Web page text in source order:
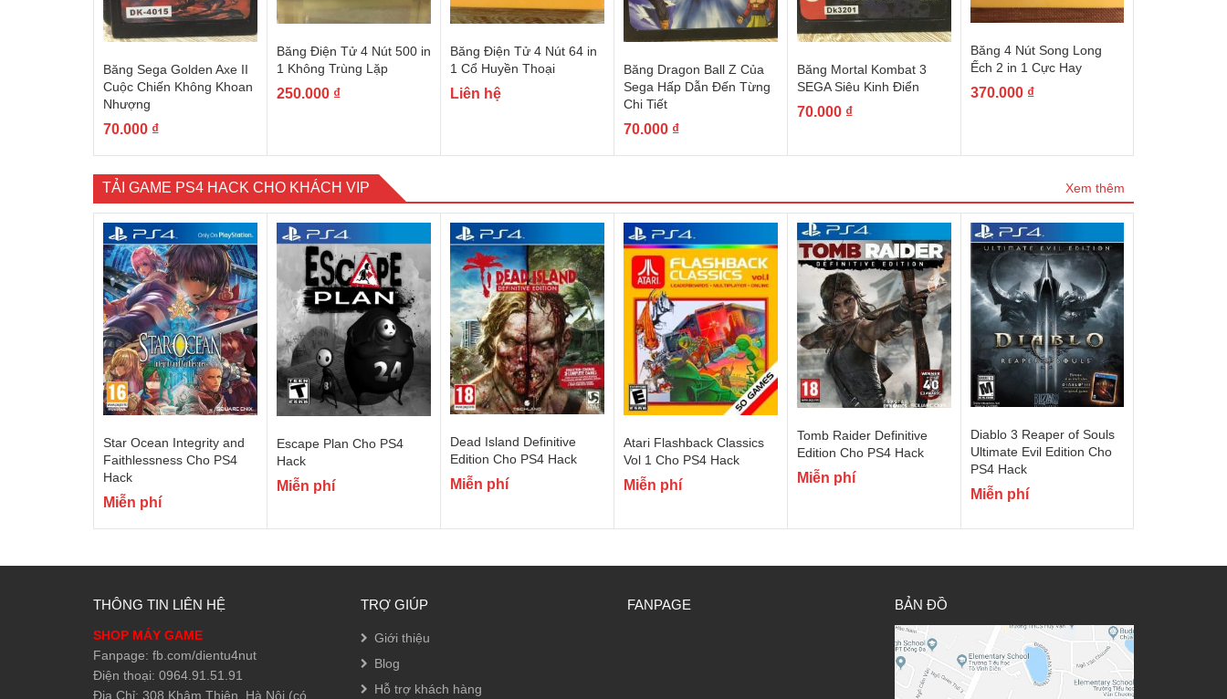
Băng Sega Golden Axe II
Cuộc Chiến Không Khoan
Nhượng
70.000 ₫
Băng Điện Tử 4 Nút 500 in
1 Không Trùng Lặp
250.000 ₫
Băng Điện Tử 4 Nút 64 in
1 Cổ Huyền Thoại
Liên hệ
Băng Dragon Ball Z Của
Sega Hấp Dẫn Đến Từng
Chi Tiết
70.000 ₫
Băng Mortal Kombat 3
SEGA Siêu Kinh Điển
70.000 ₫
Băng 4 Nút Song Long
Ếch 2 in 1 Cực Hay
370.000 ₫
TẢI GAME PS4 HACK CHO KHÁCH VIP Xem thêm
Star Ocean Integrity and
Faithlessness Cho PS4
Hack
Miễn phí
Escape Plan Cho PS4
Hack
Miễn phí
Dead Island Definitive
Edition Cho PS4 Hack
Miễn phí
Atari Flashback Classics
Vol 1 Cho PS4 Hack
Miễn phí
Tomb Raider Definitive
Edition Cho PS4 Hack
Miễn phí
Diablo 3 Reaper of Souls
Ultimate Evil Edition Cho
PS4 Hack
Miễn phí
THÔNG TIN LIÊN HỆ
SHOP MÁY GAME
Fanpage: fb.com/dientu4nut
Điện thoại: 0964.91.51.91
Địa Chỉ: 308 Khâm Thiên, Hà Nội (có
TRỢ GIÚP
Giới thiệu
Blog
Hỗ trợ khách hàng
FANPAGE BẢN ĐỒ